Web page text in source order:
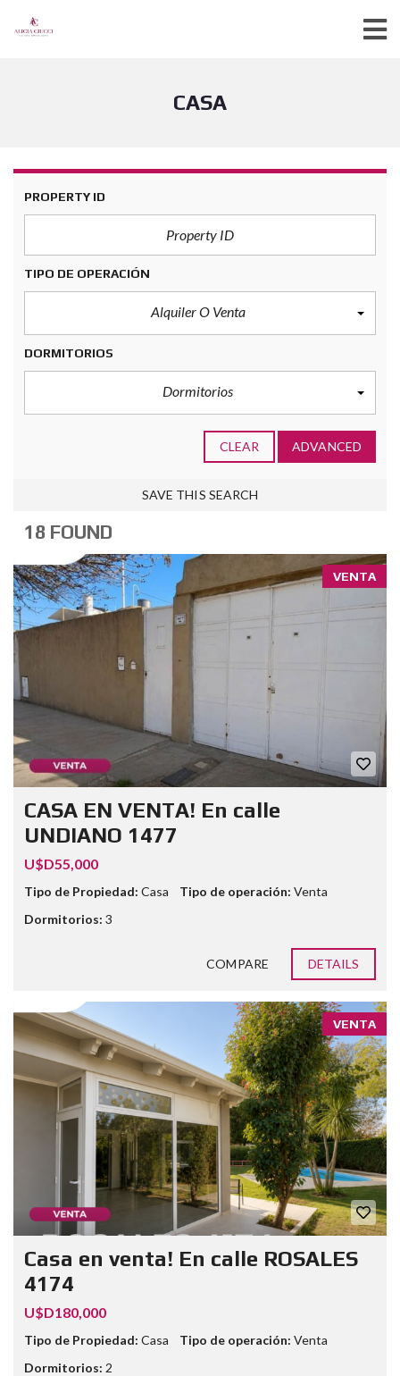
CASA
PROPERTY ID
TIPO DE OPERACIÓN
Alquiler O Venta
DORMITORIOS
Dormitorios
CLEAR ADVANCED
SAVE THIS SEARCH
18 FOUND
VENTA
CASA EN VENTA! En calle
UNDIANO 1477
U$D55,000
Tipo de Propiedad: Casa Tipo de operación: Venta
Dormitorios: 3
COMPARE DETAILS
VENTA
Casa en venta! En calle ROSALES
4174
U$D180,000
Tipo de Propiedad: Casa Tipo de operación: Venta
Dormitorios: 2